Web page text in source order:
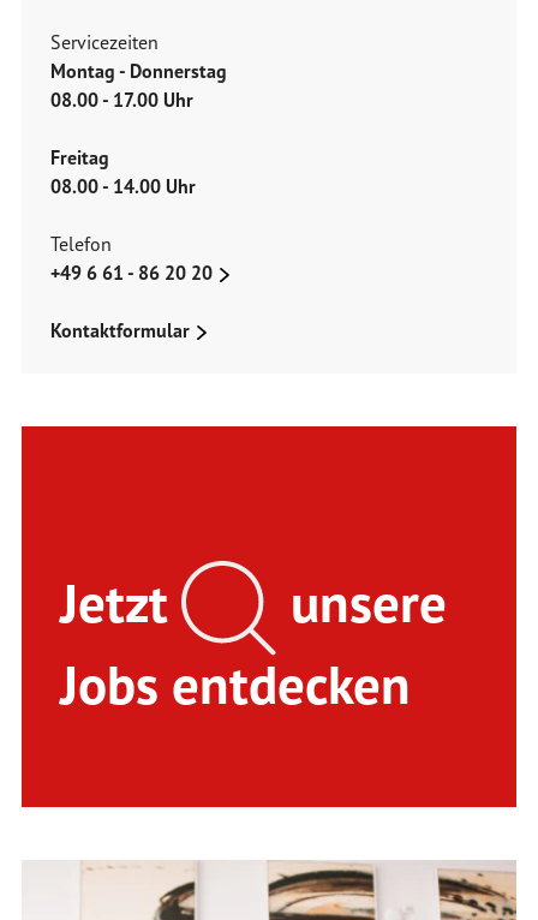
Servicezeiten
Montag - Donnerstag
08.00 - 17.00 Uhr
Freitag
08.00 - 14.00 Uhr
Telefon
+49 6 61 - 86 20 20
Kontaktformular
Jetzt
unsere
Jobs entdecken